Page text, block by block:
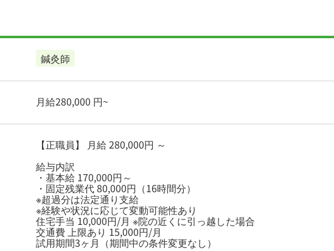
鍼灸師
月給280,000 円~
【正職員】 月給 280,000円 ～
給与内訳
・基本給 170,000円～
・固定残業代 80,000円（16時間分）
※超過分は法定通り支給
※経験や状況に応じて変動可能性あり
住宅手当 10,000円/月 ※院の近くに引っ越した場合
交通費 上限あり 15,000円/月
試用期間3ヶ月（期間中の条件変更なし）